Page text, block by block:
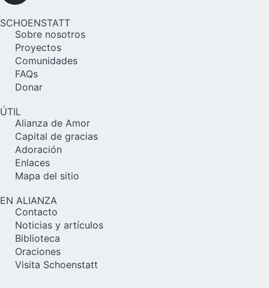
SCHOENSTATT
Sobre nosotros
Proyectos
Comunidades
FAQs
Donar
ÚTIL
Alianza de Amor
Capital de gracias
Adoración
Enlaces
Mapa del sitio
EN ALIANZA
Contacto
Noticias y artículos
Biblioteca
Oraciones
Visita Schoenstatt